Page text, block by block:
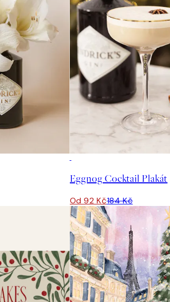
Eggnog Cocktail Plakát
Od 92 Kč184 Kč